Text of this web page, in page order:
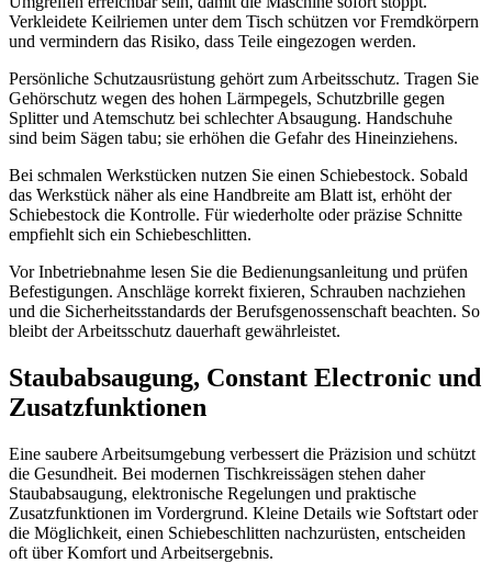
Verkleidete Keilriemen unter dem Tisch schützen vor Fremdkörpern
und vermindern das Risiko, dass Teile eingezogen werden.
Persönliche Schutzausrüstung gehört zum Arbeitsschutz. Tragen Sie
Gehörschutz wegen des hohen Lärmpegels, Schutzbrille gegen
Splitter und Atemschutz bei schlechter Absaugung. Handschuhe
sind beim Sägen tabu; sie erhöhen die Gefahr des Hineinziehens.
Bei schmalen Werkstücken nutzen Sie einen Schiebestock. Sobald
das Werkstück näher als eine Handbreite am Blatt ist, erhöht der
Schiebestock die Kontrolle. Für wiederholte oder präzise Schnitte
empfiehlt sich ein Schiebeschlitten.
Vor Inbetriebnahme lesen Sie die Bedienungsanleitung und prüfen
Befestigungen. Anschläge korrekt fixieren, Schrauben nachziehen
und die Sicherheitsstandards der Berufsgenossenschaft beachten. So
bleibt der Arbeitsschutz dauerhaft gewährleistet.
Staubabsaugung, Constant Electronic und
Zusatzfunktionen
Eine saubere Arbeitsumgebung verbessert die Präzision und schützt
die Gesundheit. Bei modernen Tischkreissägen stehen daher
Staubabsaugung, elektronische Regelungen und praktische
Zusatzfunktionen im Vordergrund. Kleine Details wie Softstart oder
die Möglichkeit, einen Schiebeschlitten nachzurüsten, entscheiden
oft über Komfort und Arbeitsergebnis.